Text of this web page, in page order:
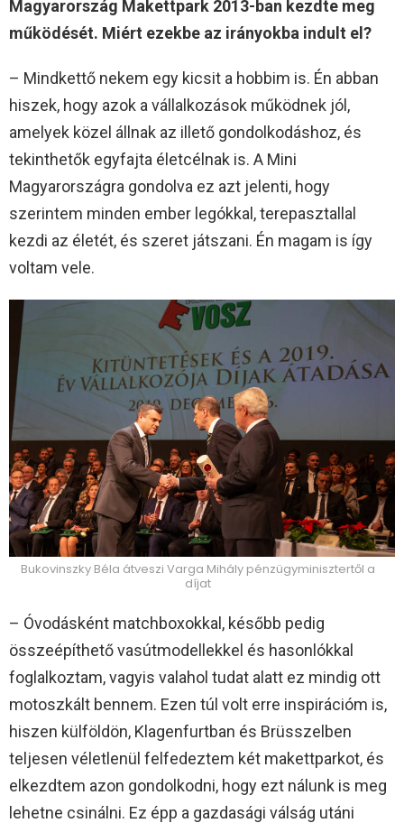
Magyarország Makettpark 2013-ban kezdte meg
működését. Miért ezekbe az irányokba indult el?
– Mindkettő nekem egy kicsit a hobbim is. Én abban
hiszek, hogy azok a vállalkozások működnek jól,
amelyek közel állnak az illető gondolkodáshoz, és
tekinthetők egyfajta életcélnak is. A Mini
Magyarországra gondolva ez azt jelenti, hogy
szerintem minden ember legókkal, terepasztallal
kezdi az életét, és szeret játszani. Én magam is így
voltam vele.
Bukovinszky Béla átveszi Varga Mihály pénzügyminisztertől a
díjat
– Óvodásként matchboxokkal, később pedig
összeépíthető vasútmodellekkel és hasonlókkal
foglalkoztam, vagyis valahol tudat alatt ez mindig ott
motoszkált bennem. Ezen túl volt erre inspirációm is,
hiszen külföldön, Klagenfurtban és Brüsszelben
teljesen véletlenül felfedeztem két makettparkot, és
elkezdtem azon gondolkodni, hogy ezt nálunk is meg
lehetne csinálni. Ez épp a gazdasági válság utáni